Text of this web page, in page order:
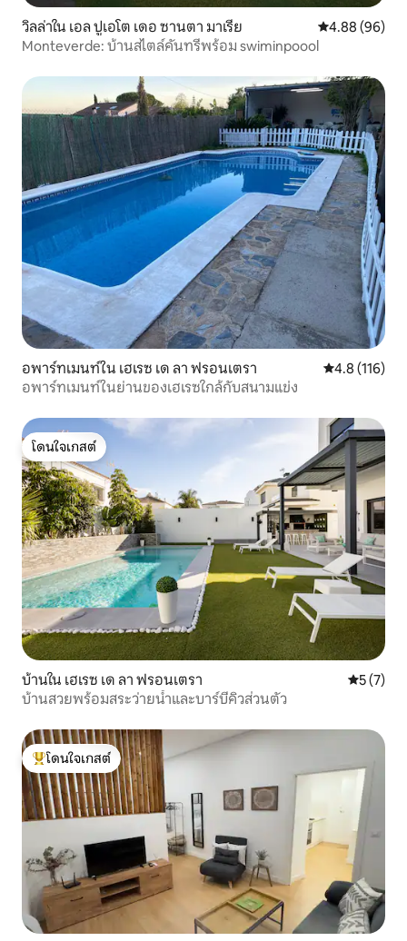
วิลล่าใน เอล ปูเอโต เดอ ซานตา มาเรีย คะแนนเฉลี่ย
4.88 (96)
Monteverde: บ้านสไตล์คันทรีพร้อม swiminpoool
อพาร์ทเมนท์ใน เฮเรซ เด ลา ฟรอนเตรา คะแนนเฉลี่ย
4.8 (116)
อพาร์ทเมนท์ในย่านของเฮเรซใกล้กับสนามแข่ง
โดนใจเกสต์
โดนใจเกสต์
บ้านใน เฮเรซ เด ลา ฟรอนเตรา คะแนนเฉ
5 (7)
บ้านสวยพร้อมสระว่ายน้ำและบาร์บีคิวส่วนตัว
โดนใจเกสต์ที่สุด
โดนใจเกสต์